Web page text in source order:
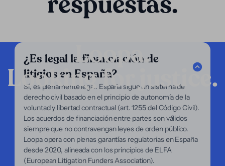
¿Es legal la financiación de
litigios en España?
Sí, es plenamente legal. España sigue un sistema de
derecho civil basado en el principio de autonomía de la
voluntad y libertad contractual (art. 1255 del Código Civil).
Los acuerdos de financiación entre partes son válidos
siempre que no contravengan leyes de orden público.
Loopa opera con plenas garantías regulatorias en España
desde 2020, alineada con los principios de ELFA
(European Litigation Funders Association).
Loopa.
Looking for justice.
Compañía
Servicios
Enfoque
Nosotros
Abogados
Demandantes
Soporte